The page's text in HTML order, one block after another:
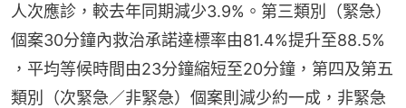
人次應診，較去年同期減少3.9%。第三類別（緊急）
個案30分鐘內救治承諾達標率由81.4%提升至88.5%
，平均等候時間由23分鐘縮短至20分鐘，第四及第五
類別（次緊急／非緊急）個案則減少約一成，非緊急